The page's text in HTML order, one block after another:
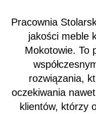
Pracownia
jakości meble
Mokotowie. To
rozwiązania,
oczekiwania
klientów, którzy